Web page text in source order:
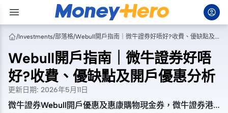
/Investments/部落格/ Webull開戶指南｜微牛證券好唔好?收費、優缺點及開戶優惠分析
Webull開戶指南｜微牛證券好唔
好?收費、優缺點及開戶優惠分析
更新日期: 2026年5月11日
微牛證券Webull開戶優惠及惠康購物現金券，微牛證券港
微牛證券Webull開戶優惠及惠康購物現金券，微牛證券港